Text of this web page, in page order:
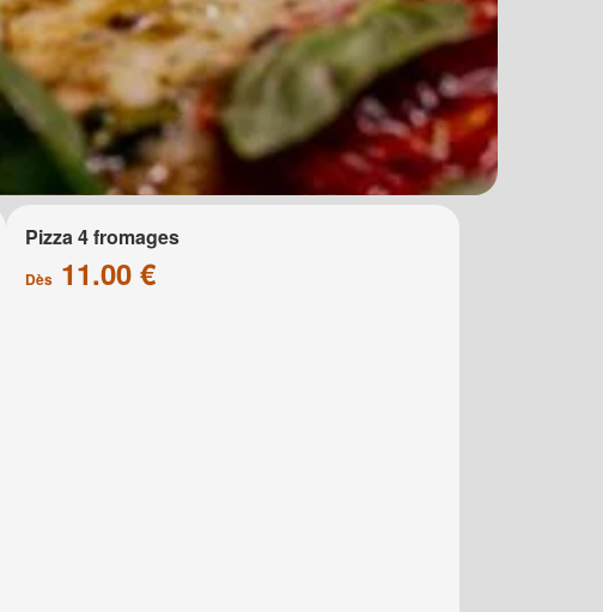
Pizza 4 fromages
Dès 11.00 €